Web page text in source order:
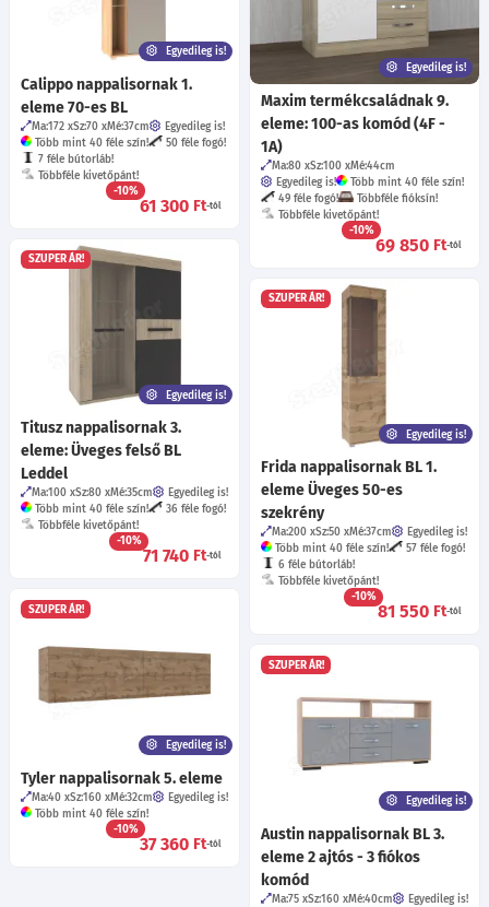
Egyedileg is!
Calippo nappalisornak 1.
eleme 70-es BL
Ma:172 Sz:70 Mé:37cm
Egyedileg is!
Több mint 40 féle szín!
50 féle fogó!
7 féle bútorláb!
Többféle kivetőpánt!
-10%
61 300 Ft-tól
Egyedileg is!
Maxim termékcsaládnak 9.
eleme: 100-as komód (4F -
1A)
Ma:80 Sz:100 Mé:44cm
Egyedileg is!
Több mint 40 féle szín!
49 féle fogó!
Többféle fióksín!
Többféle kivetőpánt!
-10%
69 850 Ft-tól
SZUPER ÁR!
Egyedileg is!
Titusz nappalisornak 3.
eleme: Üveges felső BL
Leddel
Ma:100 Sz:80 Mé:35cm
Egyedileg is!
Több mint 40 féle szín!
36 féle fogó!
Többféle kivetőpánt!
-10%
71 740 Ft-tól
SZUPER ÁR!
Egyedileg is!
Frida nappalisornak BL 1.
eleme Üveges 50-es
szekrény
Ma:200 Sz:50 Mé:37cm
Egyedileg is!
Több mint 40 féle szín!
57 féle fogó!
6 féle bútorláb!
Többféle kivetőpánt!
-10%
81 550 Ft-tól
SZUPER ÁR!
Egyedileg is!
Tyler nappalisornak 5. eleme
Ma:40 Sz:160 Mé:32cm
Egyedileg is!
Több mint 40 féle szín!
-10%
37 360 Ft-tól
SZUPER ÁR!
Egyedileg is!
Austin nappalisornak BL 3.
eleme 2 ajtós - 3 fiókos
komód
Ma:75 Sz:160 Mé:40cm
Egyedileg is!